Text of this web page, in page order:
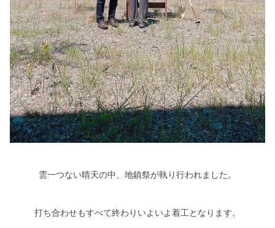
雲一つない晴天の中、地鎮祭が執り行われました。
打ち合わせもすべて終わりいよいよ着工となります。